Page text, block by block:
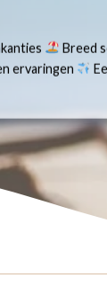
Breed
ervaringen